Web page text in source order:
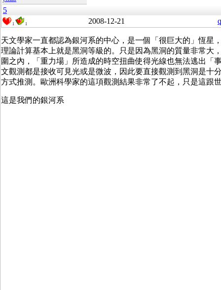
5
1 1 2008-12-21
天文學家一直都認為銀河系的中心，是一個「很巨大的」恆星
理論計算基本上就是黑洞等級的。只是因為黑洞的質量非常大
圍之內，「重力場」所造成的時空扭曲使得光線也無法逃出「
文觀測都是接收可見光或是微波，因此要直接觀測到黑洞是十
方式推測。歐洲科學家的這項觀測結果非常了不起，只是這跟
這是我們的銀河系